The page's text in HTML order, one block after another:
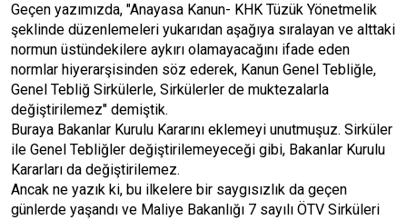
Geçen yazımızda, "Anayasa Kanun- KHK Tüzük Yönetmelik
şeklinde düzenlemeleri yukarıdan aşağıya sıralayan ve alttaki
normun üstündekilere aykırı olamayacağını ifade eden
normlar hiyerarşisinden söz ederek, Kanun Genel Tebliğle,
Genel Tebliğ Sirkülerle, Sirkülerler de muktezalarla
değiştirilemez" demiştik.
Buraya Bakanlar Kurulu Kararını eklemeyi unutmuşuz. Sirküler
ile Genel Tebliğler değiştirilemeyeceği gibi, Bakanlar Kurulu
Kararları da değiştirilemez.
Ancak ne yazık ki, bu ilkelere bir saygısızlık da geçen
günlerde yaşandı ve Maliye Bakanlığı 7 sayılı ÖTV Sirküleri